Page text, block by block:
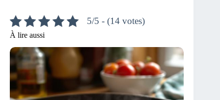
5/5 - (14 votes)
À lire aussi